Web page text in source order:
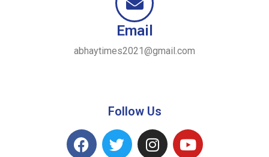
Email
abhaytimes2021@gmail.com
Follow Us